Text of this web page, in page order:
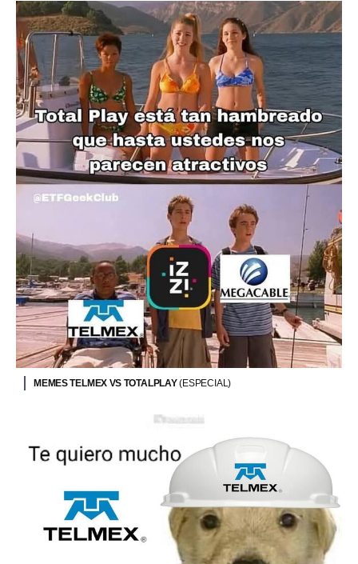
MEMES TELMEX VS TOTALPLAY(ESPECIAL)